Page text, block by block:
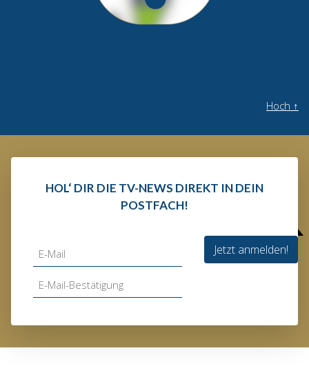
Hoch ↑
HOL‘ DIR DIE TV-NEWS DIREKT IN DEIN
POSTFACH!
Jetzt anmelden!